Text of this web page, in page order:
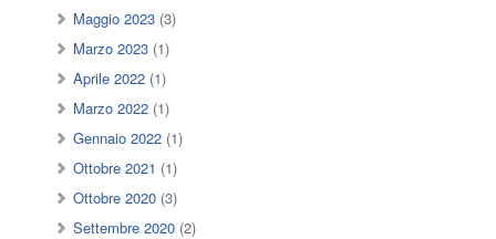
Maggio 2023 (3)
Marzo 2023 (1)
Aprile 2022 (1)
Marzo 2022 (1)
Gennaio 2022 (1)
Ottobre 2021 (1)
Ottobre 2020 (3)
Settembre 2020 (2)